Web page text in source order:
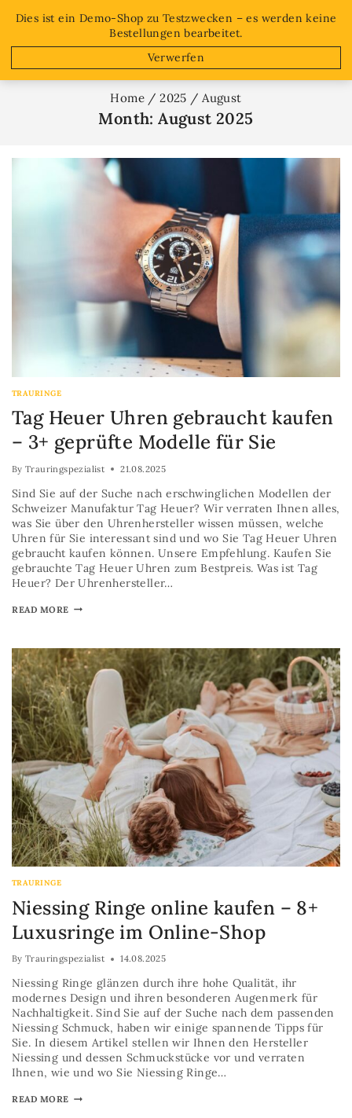
Dies ist ein Demo-Shop zu Testzwecken – es werden keine
Bestellungen bearbeitet.
Verwerfen
Free shipping on orders over $50!
Home / 2025 / August
Month: August 2025
TRAURINGE
Tag Heuer Uhren gebraucht kaufen
– 3+ geprüfte Modelle für Sie
By Trauringspezialist 21.08.2025
Sind Sie auf der Suche nach erschwinglichen Modellen der
Schweizer Manufaktur Tag Heuer? Wir verraten Ihnen alles,
was Sie über den Uhrenhersteller wissen müssen, welche
Uhren für Sie interessant sind und wo Sie Tag Heuer Uhren
gebraucht kaufen können. Unsere Empfehlung. Kaufen Sie
gebrauchte Tag Heuer Uhren zum Bestpreis. Was ist Tag
Heuer? Der Uhrenhersteller…
READ MORE
TRAURINGE
Niessing Ringe online kaufen – 8+
Luxusringe im Online-Shop
By Trauringspezialist 14.08.2025
Niessing Ringe glänzen durch ihre hohe Qualität, ihr
modernes Design und ihren besonderen Augenmerk für
Nachhaltigkeit. Sind Sie auf der Suche nach dem passenden
Niessing Schmuck, haben wir einige spannende Tipps für
Sie. In diesem Artikel stellen wir Ihnen den Hersteller
Niessing und dessen Schmuckstücke vor und verraten
Ihnen, wie und wo Sie Niessing Ringe…
READ MORE